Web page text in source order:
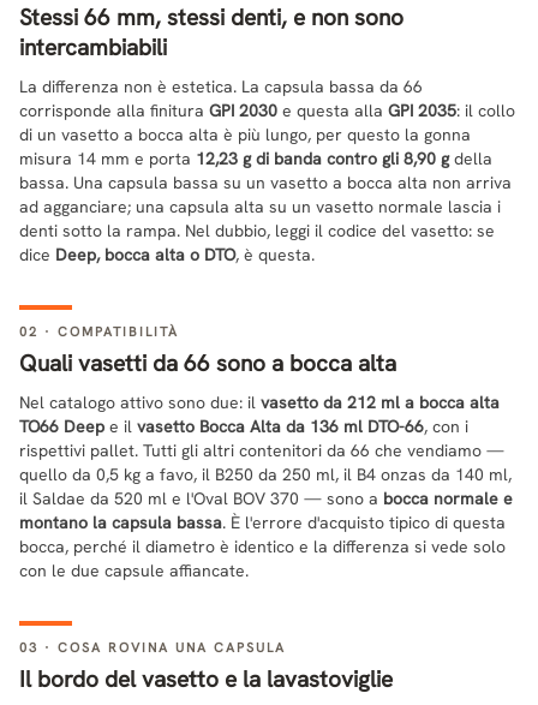
Stessi 66 mm, stessi denti, e non sono
intercambiabili
La differenza non è estetica. La capsula bassa da 66
corrisponde alla finitura GPI 2030 e questa alla GPI 2035: il collo
di un vasetto a bocca alta è più lungo, per questo la gonna
misura 14 mm e porta 12,23 g di banda contro gli 8,90 gdella
bassa. Una capsula bassa su un vasetto a bocca alta non arriva
ad agganciare; una capsula alta su un vasetto normale lascia i
denti sotto la rampa. Nel dubbio, leggi il codice del vasetto: se
dice Deep, bocca alta o DTO, è questa.
02 · COMPATIBILITÀ
Quali vasetti da 66 sono a bocca alta
Nel catalogo attivo sono due: il vasetto da 212 ml a bocca alta
TO66 Deep e il vasetto Bocca Alta da 136 ml DTO-66, con i
rispettivi pallet. Tutti gli altri contenitori da 66 che vendiamo —
quello da 0,5 kg a favo, il B250 da 250 ml, il B4 onzas da 140 ml,
il Saldae da 520 ml e l'Oval BOV 370 — sono a bocca normale e
montano la capsula bassa. È l'errore d'acquisto tipico di questa
bocca, perché il diametro è identico e la differenza si vede solo
con le due capsule affiancate.
03 · COSA ROVINA UNA CAPSULA
Il bordo del vasetto e la lavastoviglie